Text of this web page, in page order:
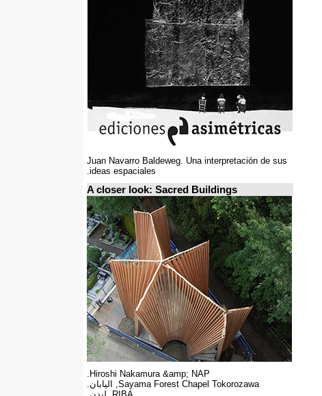
Juan Navarro Baldeweg. Una interpretación de sus
ideas espaciales.
A closer look: Sacred Buildings
Hiroshi Nakamura &amp; NAP.
Sayama Forest Chapel Tokorozawa, اليابان.